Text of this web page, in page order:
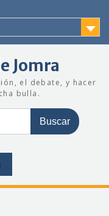
Jomra
el debate, y hacer
bulla.